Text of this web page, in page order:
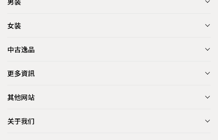
女装
中古逸品
更多資訊
其他网站
关于我们